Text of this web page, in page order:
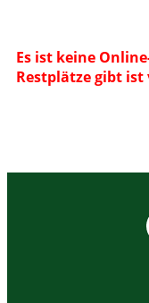
Es ist keine
Restplätze gibt ist